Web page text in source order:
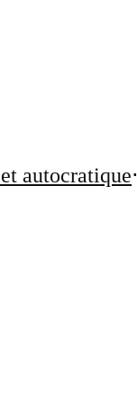
autocratique